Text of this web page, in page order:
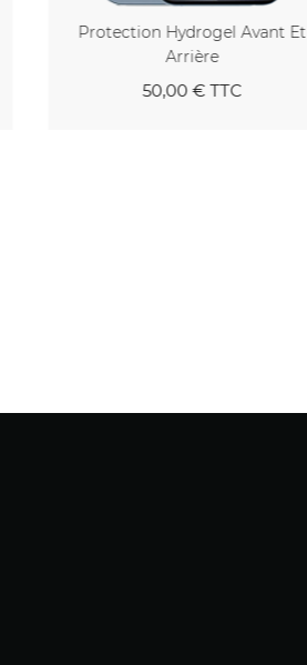
Protection Hydrogel Avant Et
Arrière
50,00 € TTC